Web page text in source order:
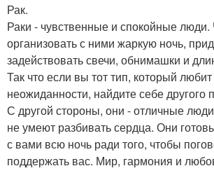
Рак.
Раки - чувственные и спокойные
организовать с ними жаркую ночь,
задействовать свечи, обнимашки и
Так что если вы тот тип, который
неожиданности, найдите себе другого
С другой стороны, они - отличные
не умеют разбивать сердца. Они
с вами всю ночь ради того, чтобы
поддержать вас. Мир, гармония и